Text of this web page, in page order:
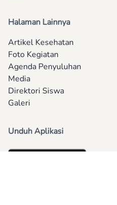
Halaman Lainnya
Artikel Kesehatan
Foto Kegiatan
Agenda Penyuluhan
Media
Direktori Siswa
Galeri
Unduh Aplikasi